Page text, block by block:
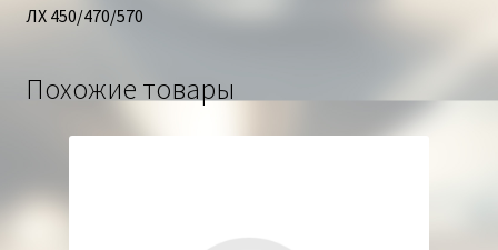
ЛХ 450/470/570
Похожие товары